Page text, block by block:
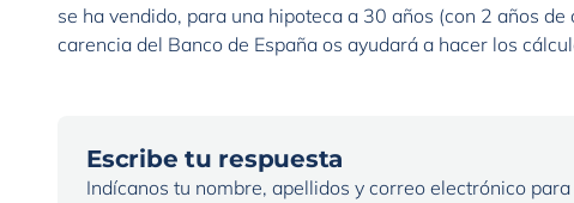
se ha vendido, para una hipoteca a 30 años (con 2 años de
carencia del Banco de España os ayudará a hacer los
Escribe tu respuesta
Indícanos tu nombre, apellidos y correo electrónico